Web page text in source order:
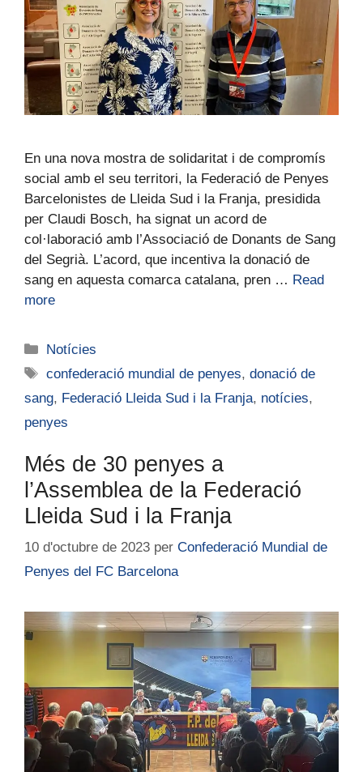
En una nova mostra de solidaritat i de compromís
social amb el seu territori, la Federació de Penyes
Barcelonistes de Lleida Sud i la Franja, presidida
per Claudi Bosch, ha signat un acord de
col·laboració amb l’Associació de Donants de Sang
del Segrià. L’acord, que incentiva la donació de
sang en aquesta comarca catalana, pren … Read
more
Notícies
confederació mundial de penyes,donació de
sang, Federació Lleida Sud i la Franja, notícies,
penyes
Més de 30 penyes a
l’Assemblea de la Federació
Lleida Sud i la Franja
10 d'octubre de 2023 per Confederació Mundial de
Penyes del FC Barcelona